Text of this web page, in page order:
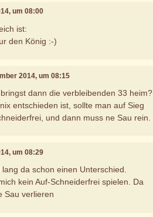
um 08:00
ist:
den König :-)
2014, um 08:15
dann die verbleibenden 33 heim?
entschieden ist, sollte man auf Sieg
und dann muss ne Sau rein.
um 08:29
da schon einen Unterschied.
kein Auf-Schneiderfrei spielen. Da
Sau verlieren